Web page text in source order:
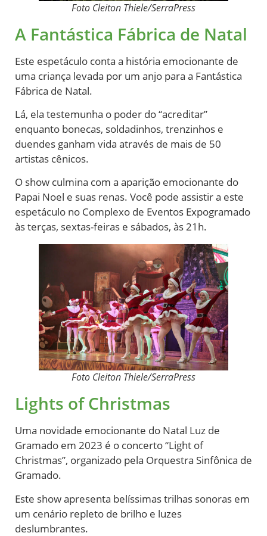
Foto Cleiton Thiele/SerraPress
A Fantástica Fábrica de Natal
Este espetáculo conta a história emocionante de
uma criança levada por um anjo para a Fantástica
Fábrica de Natal.
Lá, ela testemunha o poder do “acreditar”
enquanto bonecas, soldadinhos, trenzinhos e
duendes ganham vida através de mais de 50
artistas cênicos.
O show culmina com a aparição emocionante do
Papai Noel e suas renas. Você pode assistir a este
espetáculo no Complexo de Eventos Expogramado
às terças, sextas-feiras e sábados, às 21h.
Foto Cleiton Thiele/SerraPress
Lights of Christmas
Uma novidade emocionante do Natal Luz de
Gramado em 2023 é o concerto “Light of
Christmas”, organizado pela Orquestra Sinfônica de
Gramado.
Este show apresenta belíssimas trilhas sonoras em
um cenário repleto de brilho e luzes
deslumbrantes.